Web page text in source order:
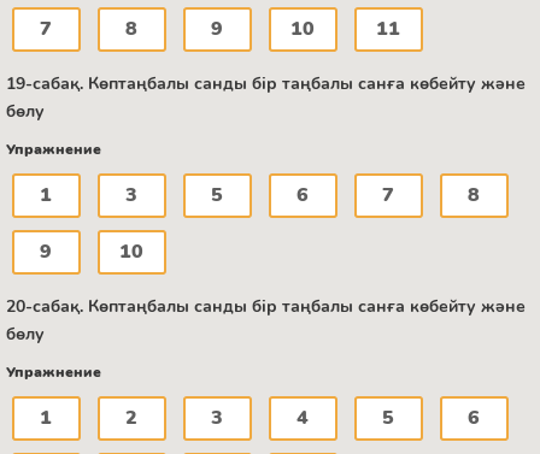
7 8 9 10 11
19-сабақ. Көптаңбалы санды бір таңбалы санға көбейту және
бөлу
Упражнение
1 3 5 6 7 8
9 10
20-сабақ. Көптаңбалы санды бір таңбалы санға көбейту және
бөлу
Упражнение
1 2 3 4 5 6